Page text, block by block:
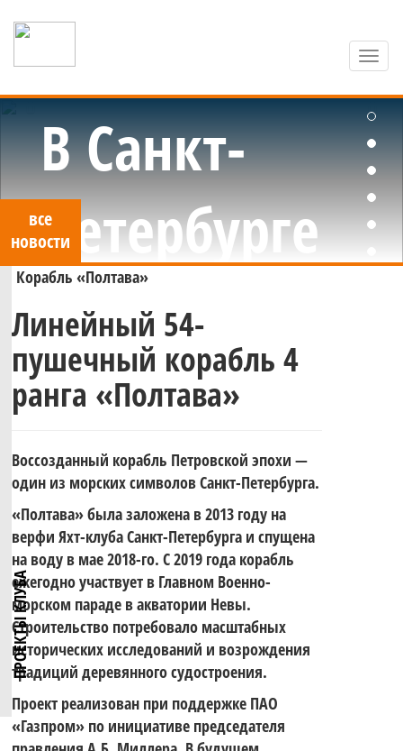
Яхт-клуб Санкт-Петербурга
В Санкт-
Петербурге
стартовало
первенство
по
парусному
спорту
Стартовал
четвёртый
этап Кубка
«Школы на
крыле» —
Поздравляем
с 330-
летием
Ветер
все
новости
ПРОЕКТЫ КЛУБА
Корабль «Полтава»
Линейный 54-
пушечный корабль 4
ранга «Полтава»
Воссозданный корабль Петровской эпохи —
один из морских символов Санкт-Петербурга.
«Полтава» была заложена в 2013 году на
верфи Яхт-клуба Санкт-Петербурга и спущена
на воду в мае 2018-го. С 2019 года корабль
ежегодно участвует в Главном Военно-
морском параде в акватории Невы.
Строительство потребовало масштабных
исторических исследований и возрождения
традиций деревянного судостроения.
Проект реализован при поддержке ПАО
«Газпром» по инициативе председателя